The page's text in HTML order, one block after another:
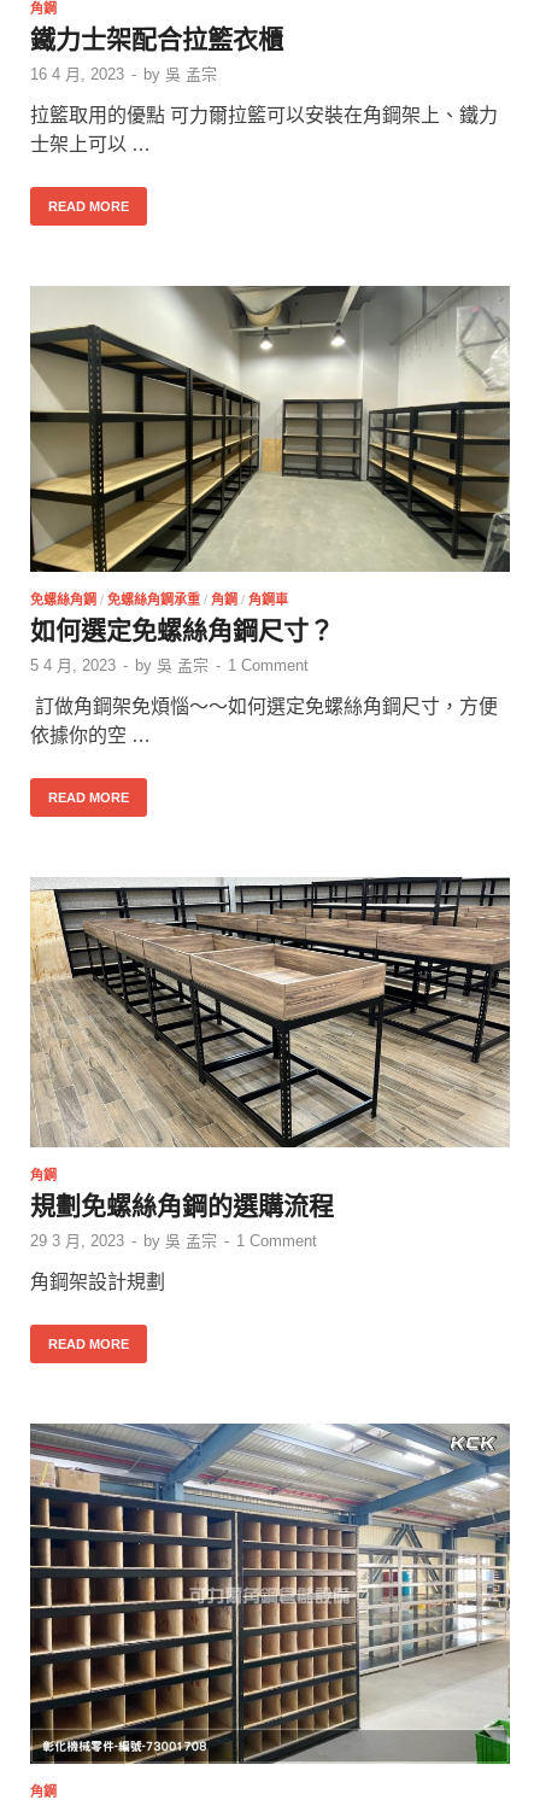
角鋼
鐵力士架配合拉籃衣櫃
16 4 月, 2023 - by 吳 孟宗
拉籃取用的優點 可力爾拉籃可以安裝在角鋼架上、鐵力
士架上可以 …
READ MORE
免螺絲角鋼 / 免螺絲角鋼承重 / 角鋼 / 角鋼車
如何選定免螺絲角鋼尺寸？
5 4 月, 2023 - by 吳 孟宗 - 1 Comment
訂做角鋼架免煩惱～～如何選定免螺絲角鋼尺寸，方便
依據你的空 …
READ MORE
角鋼
規劃免螺絲角鋼的選購流程
29 3 月, 2023 - by 吳 孟宗 - 1 Comment
角鋼架設計規劃
READ MORE
角鋼